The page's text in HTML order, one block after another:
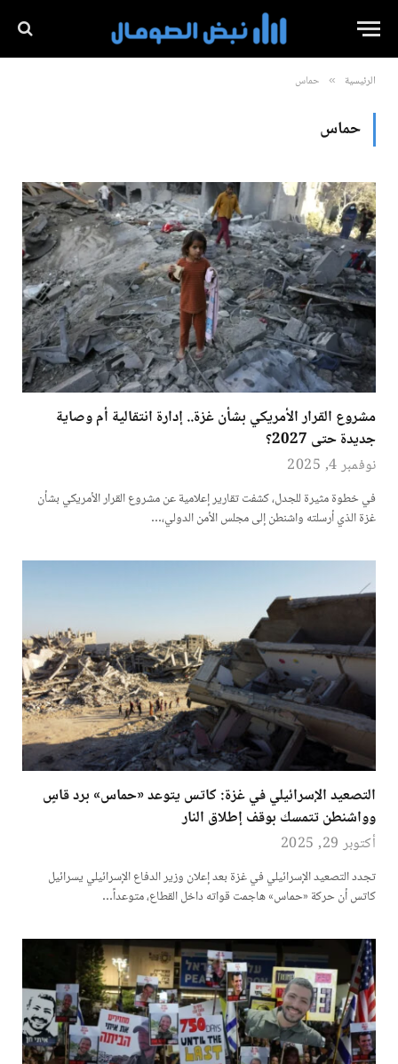
الرئيسية » حماس
حماس
مشروع القرار الأمريكي بشأن غزة.. إدارة انتقالية أم وصاية
جديدة حتى 2027؟
نوفمبر 4, 2025
في خطوة مثيرة للجدل، كشفت تقارير إعلامية عن مشروع القرار الأمريكي بشأن
غزة الذي أرسلته واشنطن إلى مجلس الأمن الدولي،…
التصعيد الإسرائيلي في غزة: كاتس يتوعد «حماس» برد قاسٍ
وواشنطن تتمسك بوقف إطلاق النار
أكتوبر 29, 2025
تجدد التصعيد الإسرائيلي في غزة بعد إعلان وزير الدفاع الإسرائيلي يسرائيل
كاتس أن حركة «حماس» هاجمت قواته داخل القطاع، متوعداً…